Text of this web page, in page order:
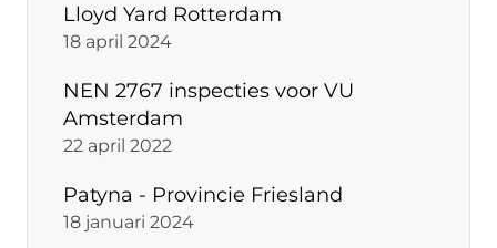
Lloyd Yard Rotterdam
18 april 2024
NEN 2767 inspecties voor VU
Amsterdam
22 april 2022
Patyna - Provincie Friesland
18 januari 2024